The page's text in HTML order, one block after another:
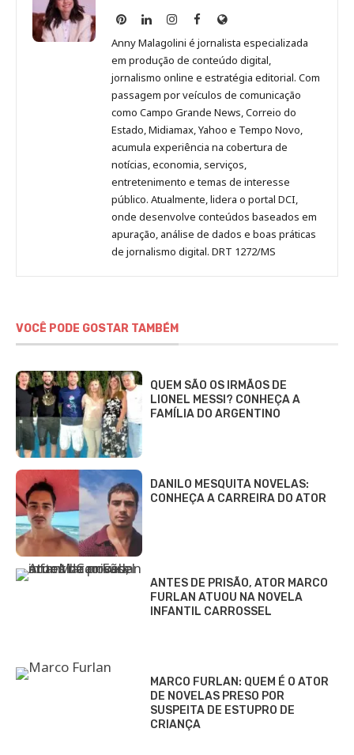
Anny
Malagolini
no
Pinterest
Anny
Malagolini
no
LinkedIn
Anny
Malagolini
no
Instagram
Anny
Malagolini
no
Facebook
Site
de
Anny
Malagolini
Anny Malagolini é jornalista especializada
em produção de conteúdo digital,
jornalismo online e estratégia editorial. Com
passagem por veículos de comunicação
como Campo Grande News, Correio do
Estado, Midiamax, Yahoo e Tempo Novo,
acumula experiência na cobertura de
notícias, economia, serviços,
entretenimento e temas de interesse
público. Atualmente, lidera o portal DCI,
onde desenvolve conteúdos baseados em
apuração, análise de dados e boas práticas
de jornalismo digital. DRT 1272/MS
VOCÊ PODE GOSTAR TAMBÉM
QUEM SÃO OS IRMÃOS DE
LIONEL MESSI? CONHEÇA A
FAMÍLIA DO ARGENTINO
DANILO MESQUITA NOVELAS:
CONHEÇA A CARREIRA DO ATOR
ANTES DE PRISÃO, ATOR MARCO
FURLAN ATUOU NA NOVELA
INFANTIL CARROSSEL
MARCO FURLAN: QUEM É O ATOR
DE NOVELAS PRESO POR
SUSPEITA DE ESTUPRO DE
CRIANÇA